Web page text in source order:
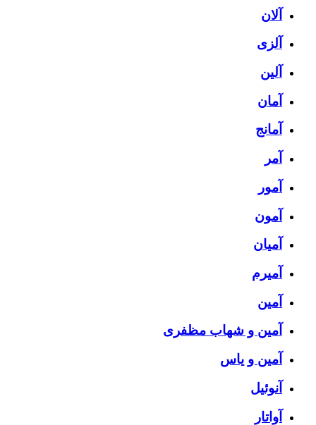
آلان
آلزی
آلین
آمان
آمانج
آمر
آمور
آمون
آمیان
آمیرم
آمین
آمین و شهاب مظفری
آمین و یاس
آنوئیل
آواتار